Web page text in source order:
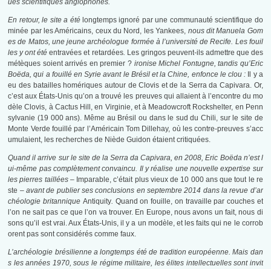
ues scientifiques anglophones.
En retour, le site a été longtemps ignoré par une communauté scientifique do
minée par les Américains, ceux du Nord, les Yankees, nous dit Manuela Gom
es de Matos, une jeune archéologue formée à l’université de Recife. Les fouil
les y ont étéentravées et retardées. Les gringos peuvent-ils admettre que des
métèques soient arrivés en premier ? ironise Michel Fontugne, tandis qu’Eric
Boëda, qui a fouillé en Syrie avant le Brésil et la Chine, enfonce le clou :
Il y a
eu des batailles homériques autour de Clovis et de la Serra da Capivara. Or,
c’est aux États-Unis qu’on a trouvé les preuves qui allaient à l’encontre du mo
dèle Clovis, à Cactus Hill, en Virginie, et à Meadowcroft Rockshelter, en Penn
sylvanie (19 000 ans). Même au Brésil ou dans le sud du Chili, sur le site de
Monte Verde fouillé par l’Américain Tom Dillehay, où les contre-preuves s’acc
umulaient, les recherches de Niède Guidon étaient critiquées.
Quand il arrive sur le site de la Serra da Capivara, en 2008, Eric Boëda n’est l
ui-même pas complètement convaincu. Il y réalise une nouvelle expertise sur
les pierres taillées – Imparable, c’était plus vieux de 10 000 ans que tout le re
ste – avant de publier ses conclusions en septembre 2014 dans la revue d’ar
chéologie britannique Antiquity. Quand on fouille, on travaille par couches et
l’on ne sait pas ce que l’on va trouver. En Europe, nous avons un fait, nous di
sons qu’il est vrai. Aux États-Unis, il y a un modèle, et les faits qui ne le corrob
orent pas sont considérés comme faux.
L’archéologie brésilienne a longtemps été de tradition européenne. Mais dan
s les années 1970, sous le régime militaire, les élites intellectuelles sont invit